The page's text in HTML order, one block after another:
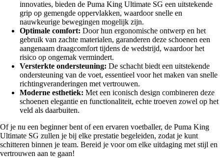
innovaties, bieden de Puma King Ultimate SG een uitstekende
grip op gemengde oppervlakken, waardoor snelle en
nauwkeurige bewegingen mogelijk zijn.
Optimale comfort: Door hun ergonomische ontwerp en het
gebruik van zachte materialen, garanderen deze schoenen een
aangenaam draagcomfort tijdens de wedstrijd, waardoor het
risico op ongemak vermindert.
Versterkte ondersteuning: De schacht biedt een uitstekende
ondersteuning van de voet, essentieel voor het maken van snelle
richtingveranderingen met vertrouwen.
Moderne esthetiek: Met een iconisch design combineren deze
schoenen elegantie en functionaliteit, echte troeven zowel op het
veld als daarbuiten.
Of je nu een beginner bent of een ervaren voetballer, de Puma King
Ultimate SG zullen je bij elke prestatie begeleiden, zodat je kunt
schitteren binnen je team. Bereid je voor om elke uitdaging met stijl en
vertrouwen aan te gaan!